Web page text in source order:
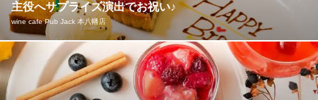
Ｃｈｅｆ’ｓ ＮａＮａ
イタリアン×ワイン
ＪＲ本八幡駅南口 徒歩5分
千葉県市川市南八幡3-8-8 菅澤ビル1F
主役へサプライズ演出でお祝い♪
wine cafe Pub Jack 本八幡店
誕生日・記念日・結婚祝い・送別会など人生の節目を迎える人を
喜ばせたい…。そんな素敵な企画をご検討されている幹事様必
見！主役へ感謝や思いを込めたメッセージプレート付デザートプ